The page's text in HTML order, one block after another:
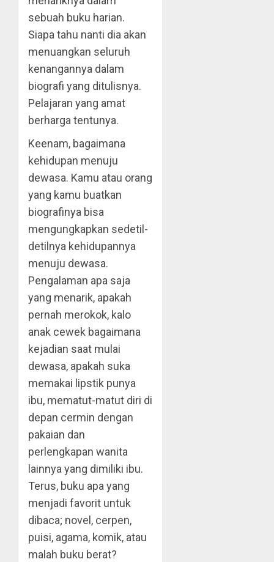
sebuah buku harian.
Siapa tahu nanti dia akan
menuangkan seluruh
kenangannya dalam
biografi yang ditulisnya.
Pelajaran yang amat
berharga tentunya.
Keenam, bagaimana
kehidupan menuju
dewasa. Kamu atau orang
yang kamu buatkan
biografinya bisa
mengungkapkan sedetil-
detilnya kehidupannya
menuju dewasa.
Pengalaman apa saja
yang menarik, apakah
pernah merokok, kalo
anak cewek bagaimana
kejadian saat mulai
dewasa, apakah suka
memakai lipstik punya
ibu, mematut-matut diri di
depan cermin dengan
pakaian dan
perlengkapan wanita
lainnya yang dimiliki ibu.
Terus, buku apa yang
menjadi favorit untuk
dibaca; novel, cerpen,
puisi, agama, komik, atau
malah buku berat?